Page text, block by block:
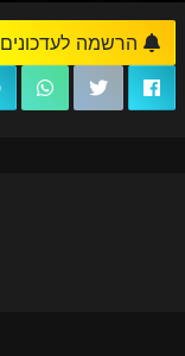
הרשמה לעדכונים